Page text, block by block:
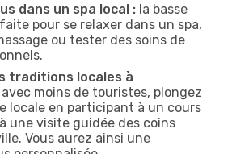
dans un spa local : la basse
pour se relaxer dans un spa,
ou tester des soins de
traditions locales à
avec moins de touristes, plongez
locale en participant à un cours
une visite guidée des coins
Vous aurez ainsi une